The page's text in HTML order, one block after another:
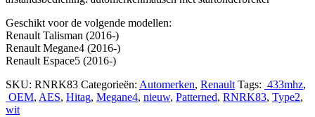
Geschikt voor de volgende modellen:
Renault Talisman (2016-)
Renault Megane4 (2016-)
Renault Espace5 (2016-)
SKU: RNRK83 Categorieën: Automerken, Renault Tags: 433mhz,
OEM, AES, Hitag, Megane4, nieuw, Patterned, RNRK83, Type2,
wit